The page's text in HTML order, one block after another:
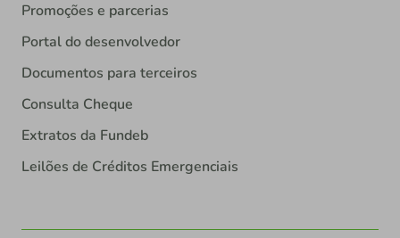
Promoções e parcerias
Portal do desenvolvedor
Documentos para terceiros
Consulta Cheque
Extratos da Fundeb
Leilões de Créditos Emergenciais